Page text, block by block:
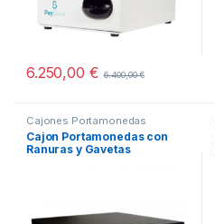
6.250,00 € 6.400,00€
Cajones Portamonedas
Cajon Portamonedas con
Ranuras y Gavetas